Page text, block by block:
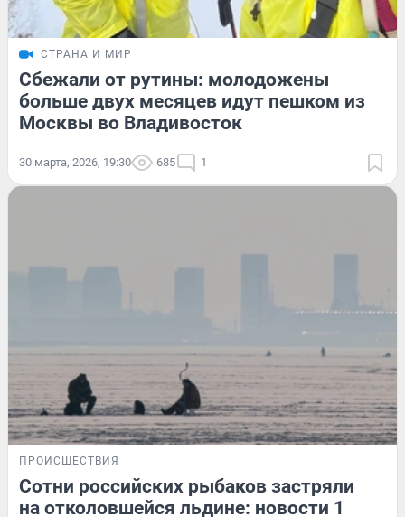
СТРАНА И МИР
Сбежали от рутины: молодожены
больше двух месяцев идут пешком из
Москвы во Владивосток
30 марта, 2026, 19:30 685 1
ПРОИСШЕСТВИЯ
Сотни российских рыбаков застряли
на отколовшейся льдине: новости 1